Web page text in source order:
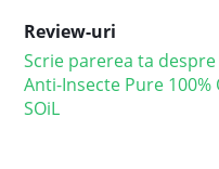
Review-uri
Scrie parerea ta
Anti-Insecte Pure 100%
SOiL